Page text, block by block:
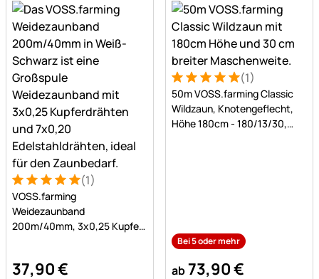
Bewertung: 5 von 5 (1 Bewertungen)
1 Bewertung (1)
VOSS.farming
Weidezaunband
200m/40mm, 3x0,25 Kupfer
37,90€
Bewertung: 5 von 5 (1
1 Bewertung (1)
50m VOSS.farming Classic
Wildzaun, Knotengeflecht,
Höhe 180cm - 180/13/30,
Bei 5 oder mehr
ab73,90€